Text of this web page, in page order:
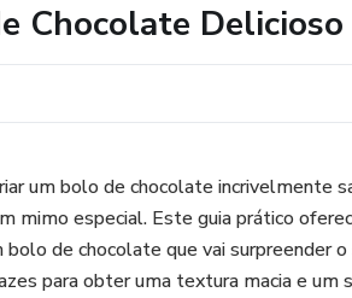
Chocolate Delicioso
um bolo de chocolate incrivelmente
mimo especial. Este guia prático
bolo de chocolate que vai surpreender
para obter uma textura macia e um